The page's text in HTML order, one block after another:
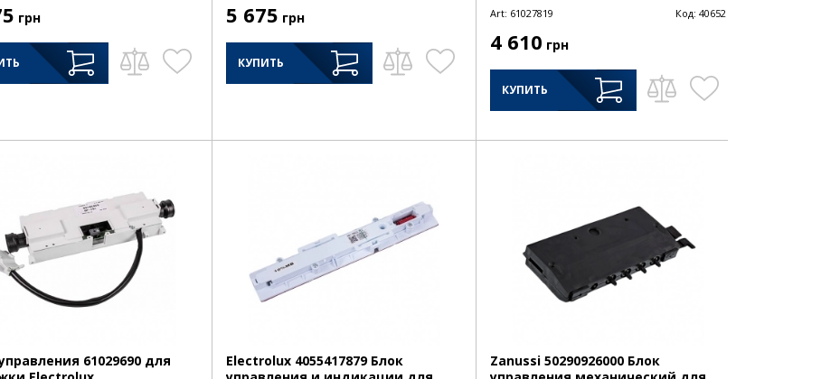
грн 5 675 грн
КУПИТЬ
Art: 61027819 Код: 40652
4 610 грн
КУПИТЬ
61029690 для
Electrolux 4055417879 Блок
Zanussi 50290926000 Блок